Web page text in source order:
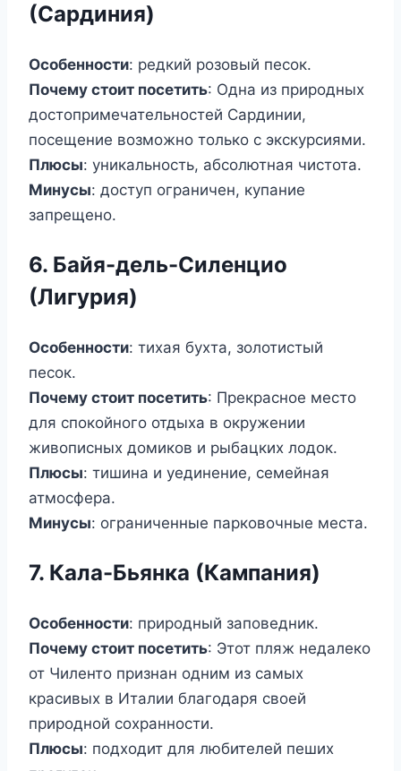
(Сардиния)
Особенности: редкий розовый песок.
Почему стоит посетить: Одна из природных
достопримечательностей Сардинии,
посещение возможно только с экскурсиями.
Плюсы: уникальность, абсолютная чистота.
Минусы: доступ ограничен, купание
запрещено.
6. Байя-дель-Силенцио
(Лигурия)
Особенности: тихая бухта, золотистый
песок.
Почему стоит посетить: Прекрасное место
для спокойного отдыха в окружении
живописных домиков и рыбацких лодок.
Плюсы: тишина и уединение, семейная
атмосфера.
Минусы: ограниченные парковочные места.
7. Кала-Бьянка (Кампания)
Особенности: природный заповедник.
Почему стоит посетить: Этот пляж недалеко
от Чиленто признан одним из самых
красивых в Италии благодаря своей
природной сохранности.
Плюсы: подходит для любителей пеших